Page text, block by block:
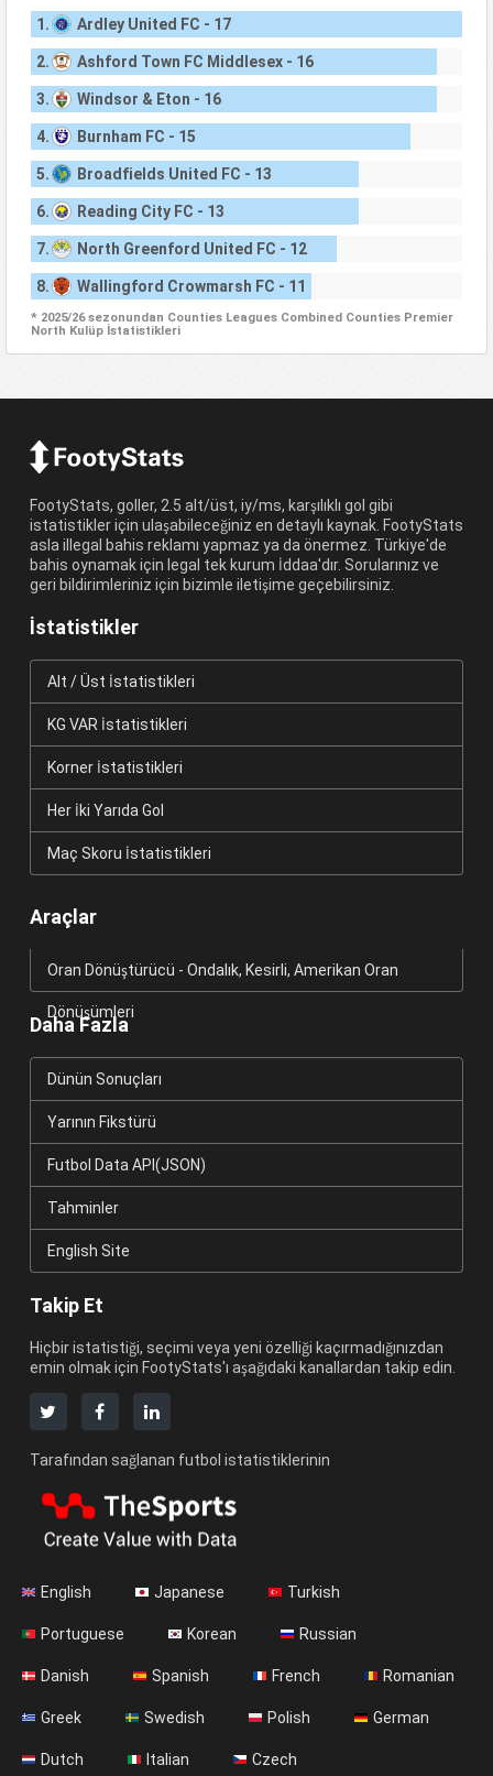
1. Ardley United FC - 17
2. Ashford Town FC Middlesex - 16
3. Windsor & Eton - 16
4. Burnham FC - 15
5. Broadfields United FC - 13
6. Reading City FC - 13
7. North Greenford United FC - 12
8. Wallingford Crowmarsh FC - 11
* 2025/26 sezonundan Counties Leagues Combined Counties Premier
North Kulüp İstatistikleri
FootyStats, goller, 2.5 alt/üst, iy/ms, karşılıklı gol gibi
istatistikler için ulaşabileceğiniz en detaylı kaynak. FootyStats
asla illegal bahis reklamı yapmaz ya da önermez. Türkiye'de
bahis oynamak için legal tek kurum İddaa'dır. Sorularınız ve
geri bildirimleriniz için bizimle iletişime geçebilirsiniz.
İstatistikler
Alt / Üst İstatistikleri
KG VAR İstatistikleri
Korner İstatistikleri
Her İki Yarıda Gol
Maç Skoru İstatistikleri
Araçlar
Oran Dönüştürücü - Ondalık, Kesirli, Amerikan Oran
Dönüşümleri
Daha Fazla
Dünün Sonuçları
Yarının Fikstürü
Futbol Data API(JSON)
Tahminler
English Site
Takip Et
Hiçbir istatistiği, seçimi veya yeni özelliği kaçırmadığınızdan
emin olmak için FootyStats'ı aşağıdaki kanallardan takip edin.
Tarafından sağlanan futbol istatistiklerinin
English Japanese Turkish
Portuguese Korean Russian
Danish Spanish French Romanian
Greek Swedish Polish German
Dutch Italian Czech